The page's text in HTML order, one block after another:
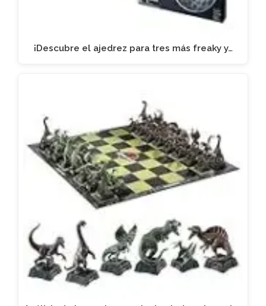
¡Descubre el ajedrez para tres más freaky y…